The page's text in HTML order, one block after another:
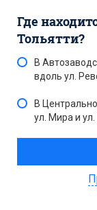
Где
Тольятти?
В
вдоль ул.
В
ул. Мира и